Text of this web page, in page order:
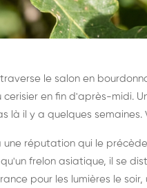
nid de
:
en
le salon en
en fin d'après-midi.
là il y a quelques
réputation qui le
frelon asiatique, il se
pour les lumières le